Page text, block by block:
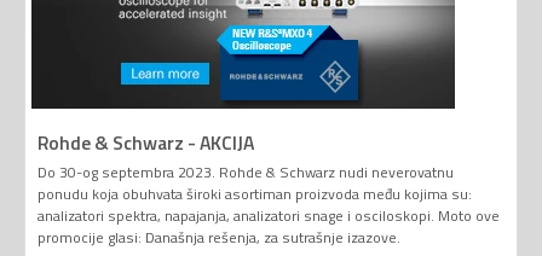
Rohde & Schwarz - AKCIJA
Do 30-og septembra 2023. Rohde & Schwarz nudi neverovatnu
ponudu koja obuhvata široki asortiman proizvoda među kojima su:
analizatori spektra, napajanja, analizatori snage i osciloskopi. Moto ove
promocije glasi: Današnja rešenja, za sutrašnje izazove.